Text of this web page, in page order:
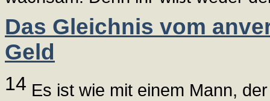
Das Gleichnis vom
Geld
14 Es ist wie mit einem Mann,